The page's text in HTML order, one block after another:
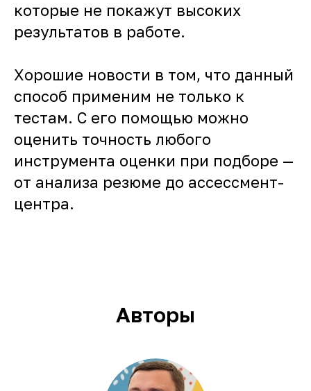
которые не покажут высоких
результатов в работе.
Хорошие новости в том, что данный
способ применим не только к
тестам. С его помощью можно
оценить точность любого
инструмента оценки при подборе —
от анализа резюме до ассессмент-
центра.
Авторы